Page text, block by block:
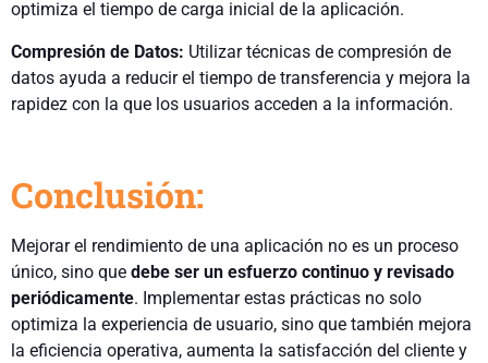
optimiza el tiempo de carga inicial de la aplicación.
Compresión de Datos: Utilizar técnicas de compresión de
datos ayuda a reducir el tiempo de transferencia y mejora la
rapidez con la que los usuarios acceden a la información.
Conclusión:
Mejorar el rendimiento de una aplicación no es un proceso
único, sino que debe ser un esfuerzo continuo y revisado
periódicamente. Implementar estas prácticas no solo
optimiza la experiencia de usuario, sino que también mejora
la eficiencia operativa, aumenta la satisfacción del cliente y